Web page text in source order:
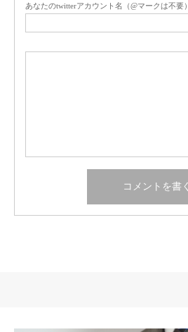
あなたのtwitterアカウント名（@マークは不要）